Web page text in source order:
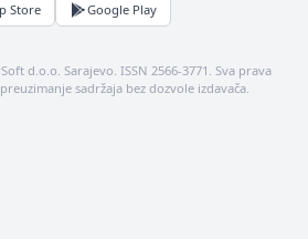
Store Google Play
d.o.o. Sarajevo. ISSN 2566-3771. Sva prava
sadržaja bez dozvole izdavača.